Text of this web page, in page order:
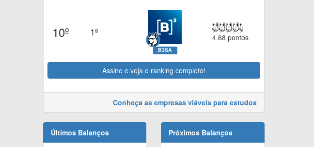
10º 1º
B3SA
4.68 pontos
Assine e veja o ranking completo!
Conheça as empresas viáveis para estudos
Últimos Balanços Próximos Balanços